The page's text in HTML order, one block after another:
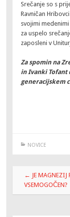
Srečanje so s
Ravničan
svojimi
za uspelo
zaposleni v
Za spomin na
in Ivanki Tofant
generacijskem
NOVICE
Post
navigation
← JE MAGNEZIJ
VSEMOGOČEN?